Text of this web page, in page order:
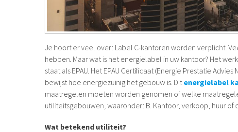
Je hoort er veel over: Label C-kantoren worden verplicht.
hebben. Maar wat is het energielabel in uw kantoor? Het
staat als EPAU. Het EPAU Certificaat (Energie Prestatie
bewijst hoe energiezuinig het gebouw is. Dit energielabel
maatregelen moeten worden genomen of welke
utiliteitsgebouwen, waaronder: B. Kantoor, verkoop, huur of
Wat betekend utiliteit?